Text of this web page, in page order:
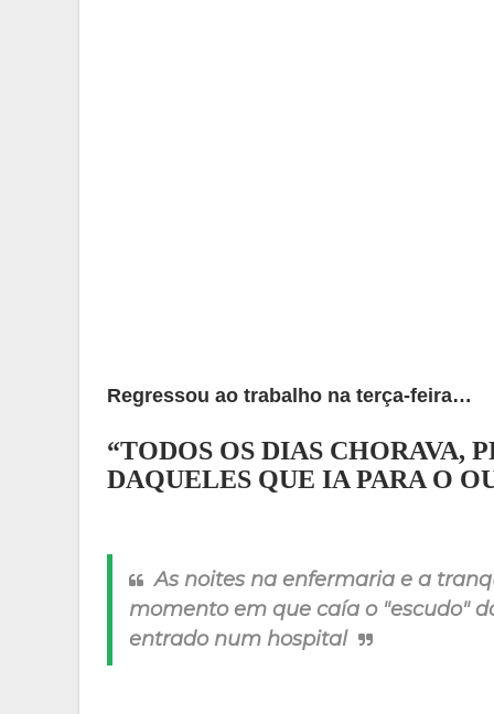
Regressou ao trabalho na terça-feira…
“TODOS OS DIAS CHORAVA,
DAQUELES QUE IA PARA O
As noites na enfermaria e a
momento em que caía o "escudo"
entrado num hospital